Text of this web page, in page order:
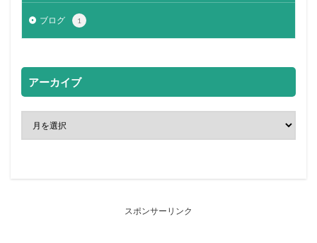
ブログ 1
アーカイブ
スポンサーリンク